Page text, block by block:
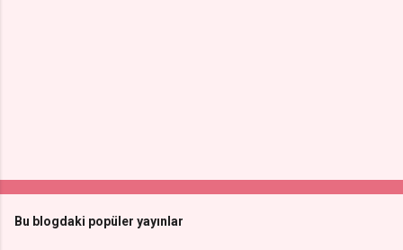
Bu blogdaki popüler yayınlar